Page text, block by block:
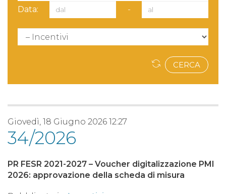
Data: -
CERCA
Giovedì, 18 Giugno 2026 12:27
34/2026
PR FESR 2021-2027 – Voucher digitalizzazione PMI
2026: approvazione della scheda di misura